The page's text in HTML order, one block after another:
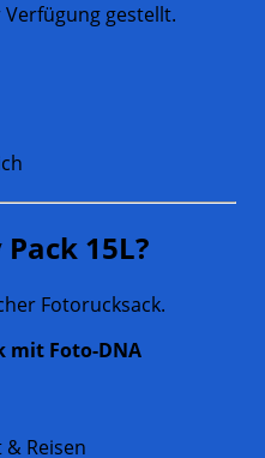
gestellt.
15L?
Fotorucksack.
mit Foto-DNA
Reisen